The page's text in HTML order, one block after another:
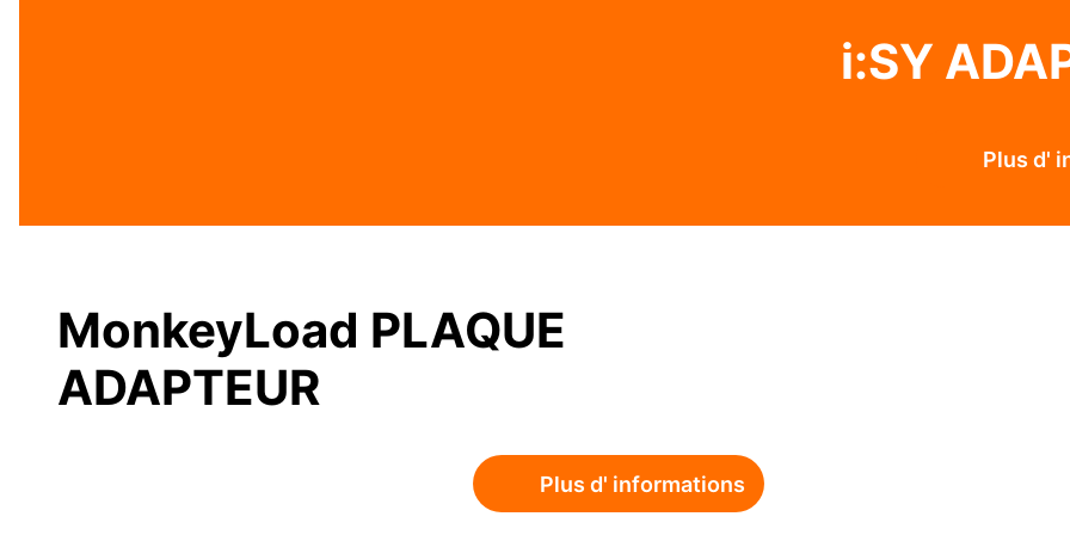
i:SY
Plus d'
MonkeyLoad PLAQUE
ADAPTEUR
Plus d' informations